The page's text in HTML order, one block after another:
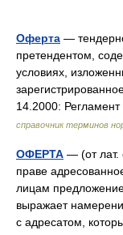
Оферта —
претендентом,
условиях,
14.2000:
справочник терминов
ОФЕРТА — (от лат.
праве
лицам
выражает
с адресатом,